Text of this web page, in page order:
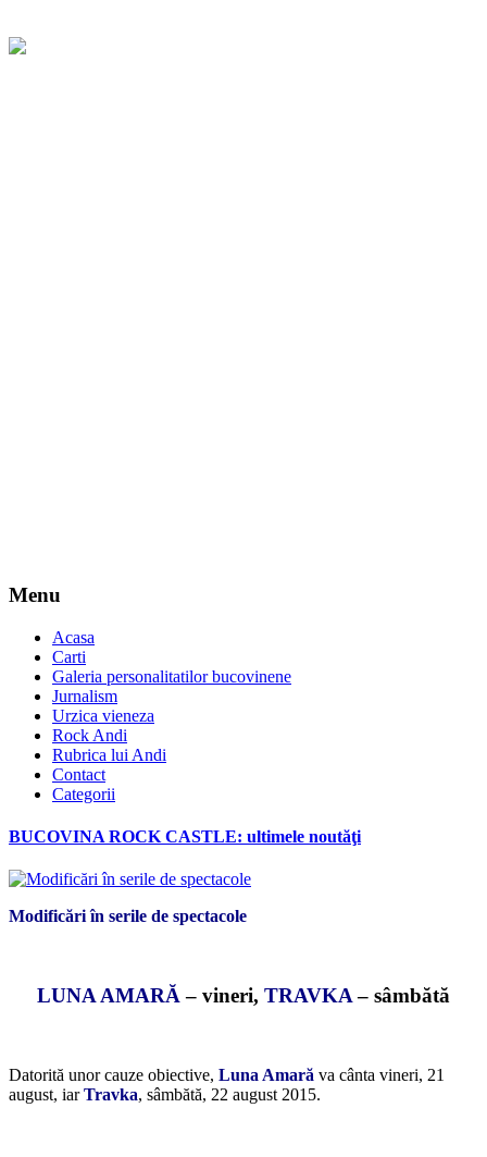
Menu
Acasa
Carti
Galeria personalitatilor bucovinene
Jurnalism
Urzica vieneza
Rock Andi
Rubrica lui Andi
Contact
Categorii
BUCOVINA ROCK CASTLE: ultimele noutăţi
Modificări în serile de spectacole
LUNA AMARĂ – vineri, TRAVKA– sâmbătă
Datorită unor cauze obiective, Luna Amară va cânta vineri, 21
august, iarTravka, sâmbătă, 22 august 2015.